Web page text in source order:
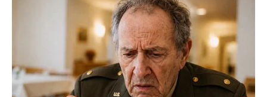
karijerom, novim poslovnim kontaktima ili odlukom koja bi
vam mogla potpuno promijeniti život.
Posebno će sreće imati Ribe koje planiraju pokrenuti
nešto svoje ili već dugo razmišljaju o velikoj promjeni.